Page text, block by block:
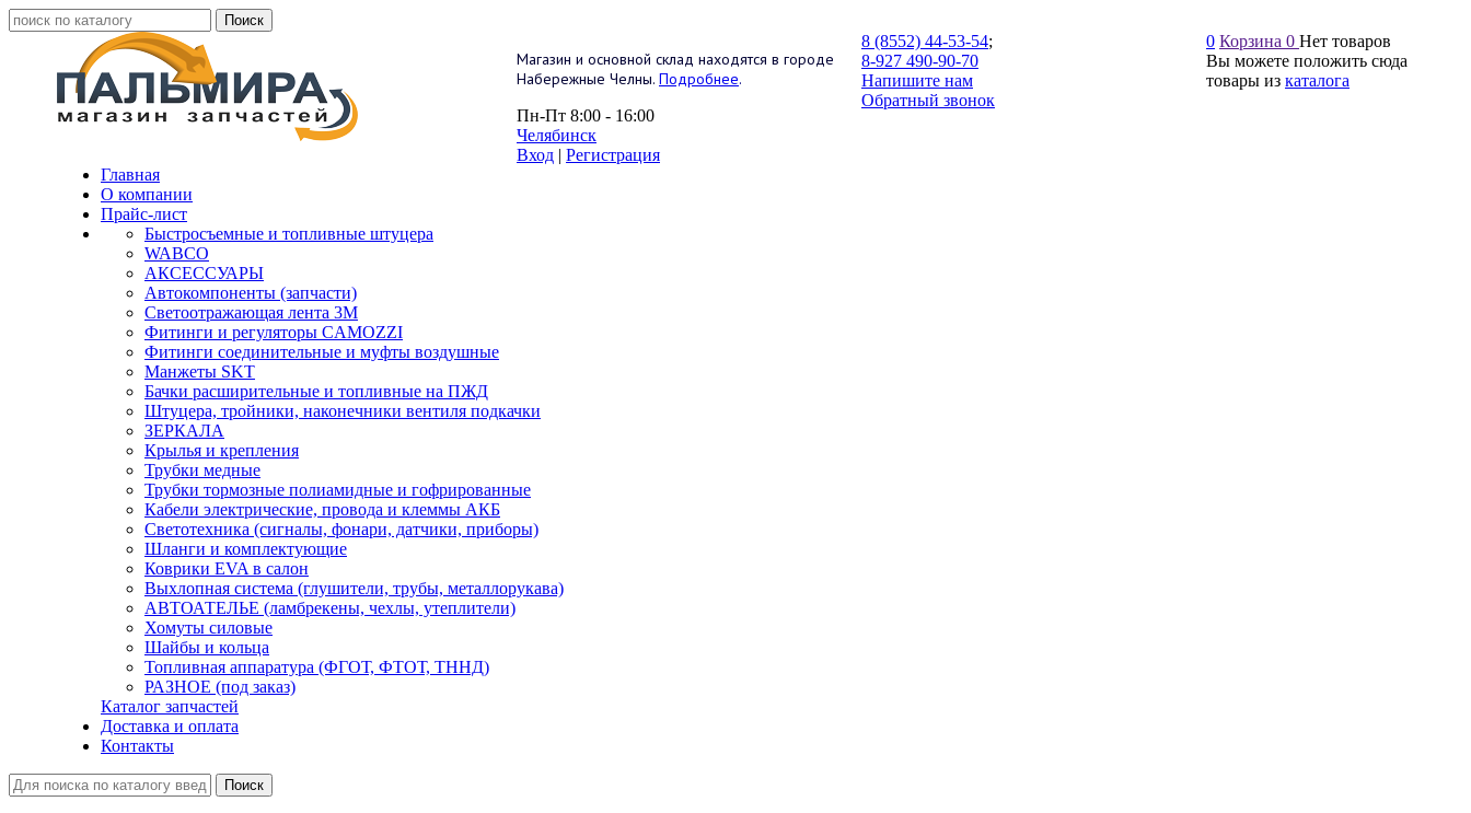
Магазин и основной склад находятся в городе
Набережные Челны. Подробнее.
Пн-Пт 8:00 - 16:00
Челябинск
Вход | Регистрация
8 (8552) 44-53-54;
8-927 490-90-70
Напишите нам
Обратный звонок
0 Корзина 0 Нет товаров
Вы можете положить сюда
товары из каталога
Главная
О компании
Прайс-лист
Быстросъемные и топливные штуцера
WABCO
АКСЕССУАРЫ
Автокомпоненты (запчасти)
Светоотражающая лента 3М
Фитинги и регуляторы CAMOZZI
Фитинги соединительные и муфты воздушные
Манжеты SKT
Бачки расширительные и топливные на ПЖД
Штуцера, тройники, наконечники вентиля подкачки
ЗЕРКАЛА
Крылья и крепления
Трубки медные
Трубки тормозные полиамидные и гофрированные
Кабели электрические, провода и клеммы АКБ
Светотехника (сигналы, фонари, датчики, приборы)
Шланги и комплектующие
Коврики EVA в салон
Выхлопная система (глушители, трубы, металлорукава)
АВТОАТЕЛЬЕ (ламбрекены, чехлы, утеплители)
Хомуты силовые
Шайбы и кольца
Топливная аппаратура (ФГОТ, ФТОТ, ТННД)
РАЗНОЕ (под заказ)
Каталог запчастей
Доставка и оплата
Контакты